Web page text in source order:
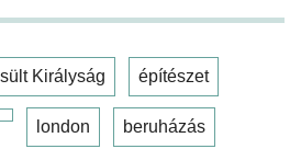
Királyság építészet
london beruházás